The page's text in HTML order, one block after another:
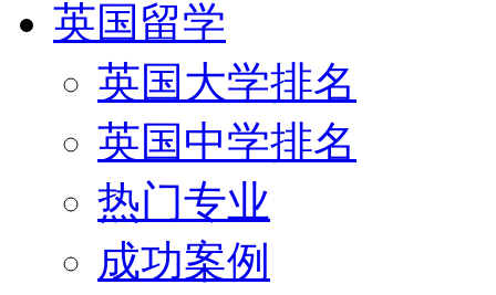
英国留学
英国大学排名
英国中学排名
热门专业
成功案例